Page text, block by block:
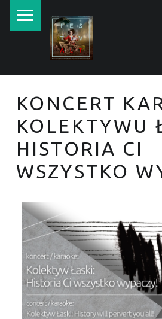
KONCERT
KOLEKTYWU
HISTORIA CI
WSZYSTKO